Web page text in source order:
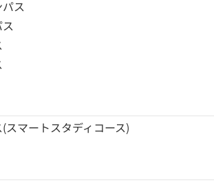
ス
マートスタディコース)